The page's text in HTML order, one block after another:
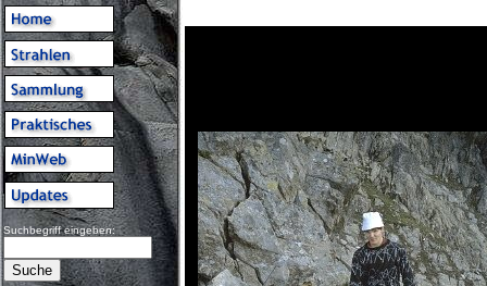
Suchbegriff eingeben: